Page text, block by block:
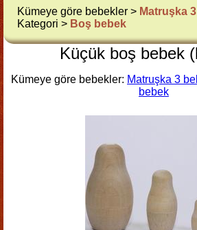
Kümeye göre bebekler > Matruşka
Kategori > Boş bebek
Küçük boş bebek
Kümeye göre bebekler: Matruşka 3
bebek